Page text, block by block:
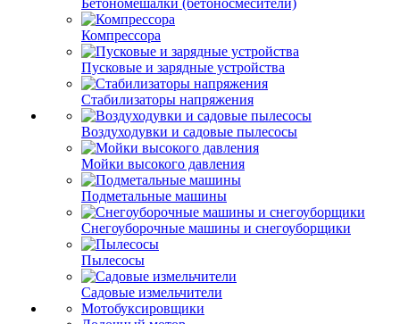
Бетономешалки (бетоносмесители)
Компрессора
Пусковые и зарядные устройства
Стабилизаторы напряжения
Воздуходувки и садовые пылесосы
Мойки высокого давления
Подметальные машины
Снегоуборочные машины и снегоуборщики
Пылесосы
Садовые измельчители
Мотобуксировщики